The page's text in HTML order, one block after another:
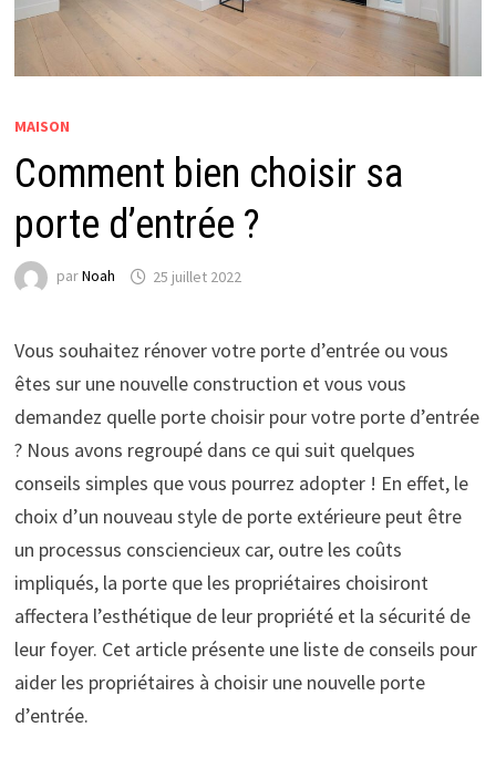
MAISON
Comment bien choisir sa
porte d’entrée ?
parNoah 25 juillet 2022
Vous souhaitez rénover votre porte d’entrée ou vous
êtes sur une nouvelle construction et vous vous
demandez quelle porte choisir pour votre porte d’entrée
? Nous avons regroupé dans ce qui suit quelques
conseils simples que vous pourrez adopter ! En effet, le
choix d’un nouveau style de porte extérieure peut être
un processus consciencieux car, outre les coûts
impliqués, la porte que les propriétaires choisiront
affectera l’esthétique de leur propriété et la sécurité de
leur foyer. Cet article présente une liste de conseils pour
aider les propriétaires à choisir une nouvelle porte
d’entrée.